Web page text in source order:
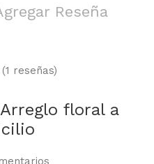
Reseña
(1 reseñas)
floral a